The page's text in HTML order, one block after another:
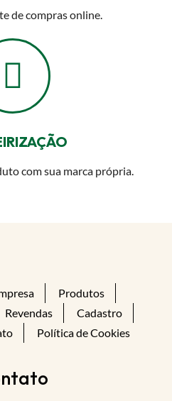
de compras online.
com sua marca própria.
Produtos
Revendas
Cadastro
Política de Cookies